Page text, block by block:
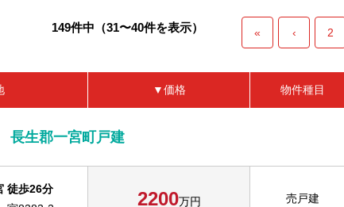
149件中（31〜40件を表示） « ‹ 2
▼価格 物件種目
長生郡一宮町戸建
徒歩26分
2200万円 売戸建